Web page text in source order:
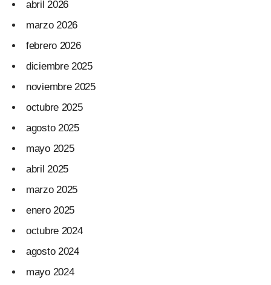
abril 2026
marzo 2026
febrero 2026
diciembre 2025
noviembre 2025
octubre 2025
agosto 2025
mayo 2025
abril 2025
marzo 2025
enero 2025
octubre 2024
agosto 2024
mayo 2024